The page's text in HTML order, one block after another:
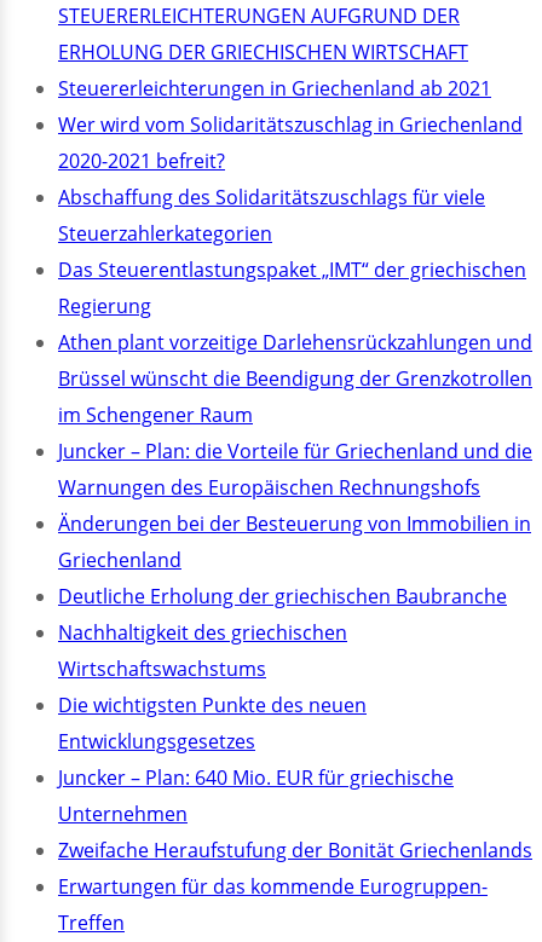
STEUERERLEICHTERUNGEN AUFGRUND DER
ERHOLUNG DER GRIECHISCHEN WIRTSCHAFT
Steuererleichterungen in Griechenland ab 2021
Wer wird vom Solidaritätszuschlag in Griechenland
2020-2021 befreit?
Abschaffung des Solidaritätszuschlags für viele
Steuerzahlerkategorien
Das Steuerentlastungspaket „IMT“ der griechischen
Regierung
Athen plant vorzeitige Darlehensrückzahlungen und
Brüssel wünscht die Beendigung der Grenzkotrollen
im Schengener Raum
Juncker – Plan: die Vorteile für Griechenland und die
Warnungen des Europäischen Rechnungshofs
Änderungen bei der Besteuerung von Immobilien in
Griechenland
Deutliche Erholung der griechischen Baubranche
Nachhaltigkeit des griechischen
Wirtschaftswachstums
Die wichtigsten Punkte des neuen
Entwicklungsgesetzes
Juncker – Plan: 640 Mio. EUR für griechische
Unternehmen
Zweifache Heraufstufung der Bonität Griechenlands
Erwartungen für das kommende Eurogruppen-
Treffen